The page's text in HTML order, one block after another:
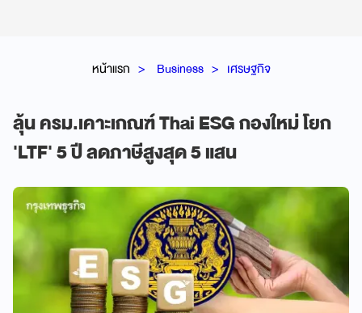
หน้าแรก Business เศรษฐกิจ
ลุ้น ครม.เคาะเกณฑ์ Thai ESG กองใหม่ โยก
'LTF' 5 ปี ลดภาษีสูงสุด 5 แสน